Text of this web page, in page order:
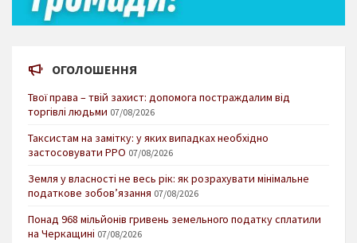
ОГОЛОШЕННЯ
Твої права – твій захист: допомога постраждалим від
торгівлі людьми 07/08/2026
Таксистам на замітку: у яких випадках необхідно
застосовувати РРО 07/08/2026
Земля у власності не весь рік: як розрахувати мінімальне
податкове зобов’язання 07/08/2026
Понад 968 мільйонів гривень земельного податку сплатили
на Черкащині 07/08/2026